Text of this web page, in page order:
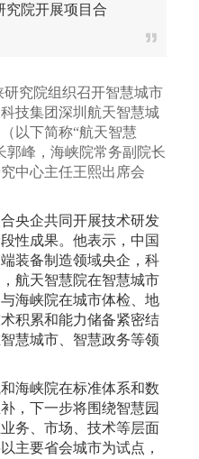
究院开展项目合
究院组织召开智慧城市
技集团深圳航天智慧城
以下简称“航天智慧
郭峰，海峡院常务副院长
中心主任王熙出席会
央企共同开展技术研发
性成果。他表示，中国
装备制造领域央企，科
航天智慧院在智慧城市
海峡院在城市体检、地
积累和能力储备紧密结
慧城市、智慧政务等领
海峡院在标准体系和数
，下一步将围绕智慧园
务、市场、技术等层面
主要省会城市为试点，